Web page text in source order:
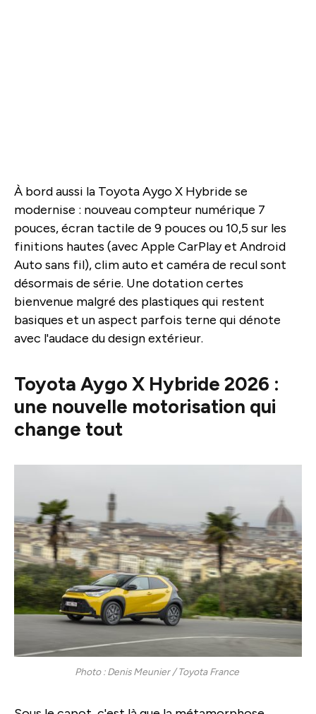
À bord aussi la Toyota Aygo X Hybride se
modernise : nouveau compteur numérique 7
pouces, écran tactile de 9 pouces ou 10,5 sur les
finitions hautes (avec Apple CarPlay et Android
Auto sans fil), clim auto et caméra de recul sont
désormais de série. Une dotation certes
bienvenue malgré des plastiques qui restent
basiques et un aspect parfois terne qui dénote
avec l'audace du design extérieur.
Toyota Aygo X Hybride 2026 :
une nouvelle motorisation qui
change tout
Photo : Denis Meunier / Toyota France